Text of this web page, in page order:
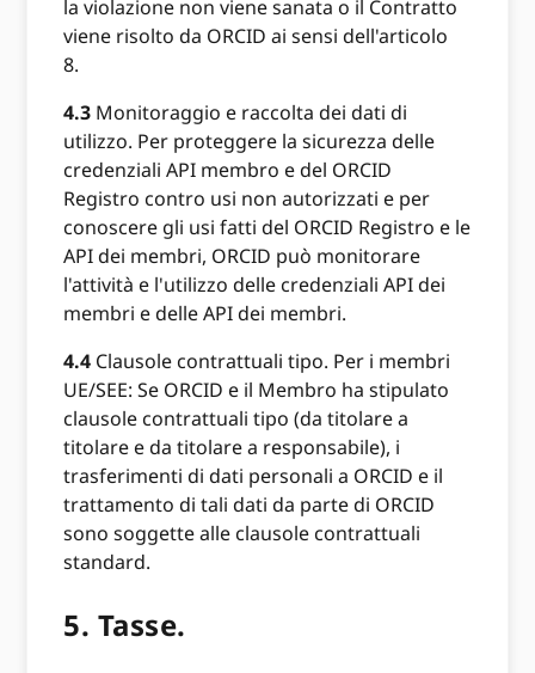
la violazione non viene sanata o il Contratto
viene risolto da ORCID ai sensi dell'articolo
8.
4.3 Monitoraggio e raccolta dei dati di
utilizzo. Per proteggere la sicurezza delle
credenziali API membro e del ORCID
Registro contro usi non autorizzati e per
conoscere gli usi fatti del ORCID Registro e le
API dei membri, ORCID può monitorare
l'attività e l'utilizzo delle credenziali API dei
membri e delle API dei membri.
4.4 Clausole contrattuali tipo. Per i membri
UE/SEE: Se ORCID e il Membro ha stipulato
clausole contrattuali tipo (da titolare a
titolare e da titolare a responsabile), i
trasferimenti di dati personali a ORCID e il
trattamento di tali dati da parte di ORCID
sono soggette alle clausole contrattuali
standard.
5. Tasse.